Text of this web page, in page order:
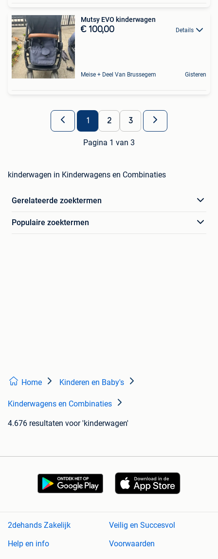
Mutsy EVO kinderwagen
€ 100,00 Details
Meise + Deel Van Brussegem Gisteren
1 2 3
Pagina 1 van 3
kinderwagen in Kinderwagens en Combinaties
Gerelateerde zoektermen
Populaire zoektermen
Home Kinderen en Baby's
Kinderwagens en Combinaties
4.676 resultaten voor 'kinderwagen'
2dehands Zakelijk
Veilig en Succesvol
Help en info
Voorwaarden